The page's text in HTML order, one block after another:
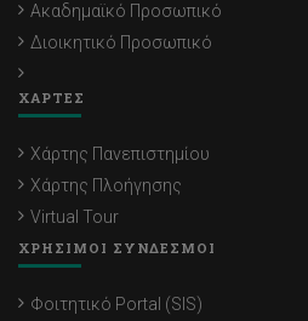
Ακαδημαϊκό Προσωπικό
Διοικητικό Προσωπικό
ΧΑΡΤΕΣ
Χάρτης Πανεπιστημίου
Χάρτης Πλοήγησης
Virtual Tour
ΧΡΗΣΙΜΟΙ ΣΥΝΔΕΣΜΟΙ
Φοιτητικό Portal (SIS)